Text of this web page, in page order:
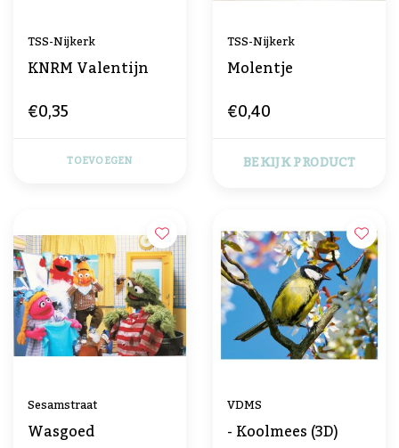
TSS-Nijkerk
KNRM Valentijn
€0,35
TOEVOEGEN
TSS-Nijkerk
Molentje
€0,40
BEKIJK PRODUCT
Sesamstraat
Wasgoed
VDMS
- Koolmees (3D)